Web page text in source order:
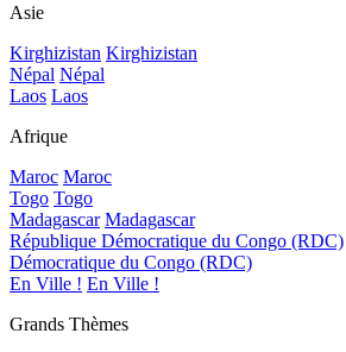
Asie
Kirghizistan Kirghizistan
Népal Népal
Laos Laos
Afrique
Maroc Maroc
Togo Togo
Madagascar Madagascar
République Démocratique du Congo (RDC)
Démocratique du Congo (RDC)
En Ville ! En Ville !
Grands Thèmes